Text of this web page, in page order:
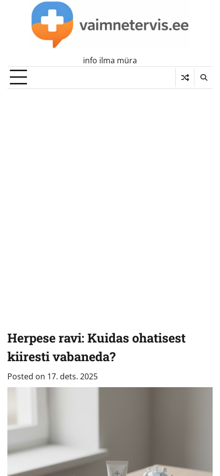
info ilma müra
Herpese ravi: Kuidas ohatisest
kiiresti vabaneda?
Posted on 17. dets. 2025